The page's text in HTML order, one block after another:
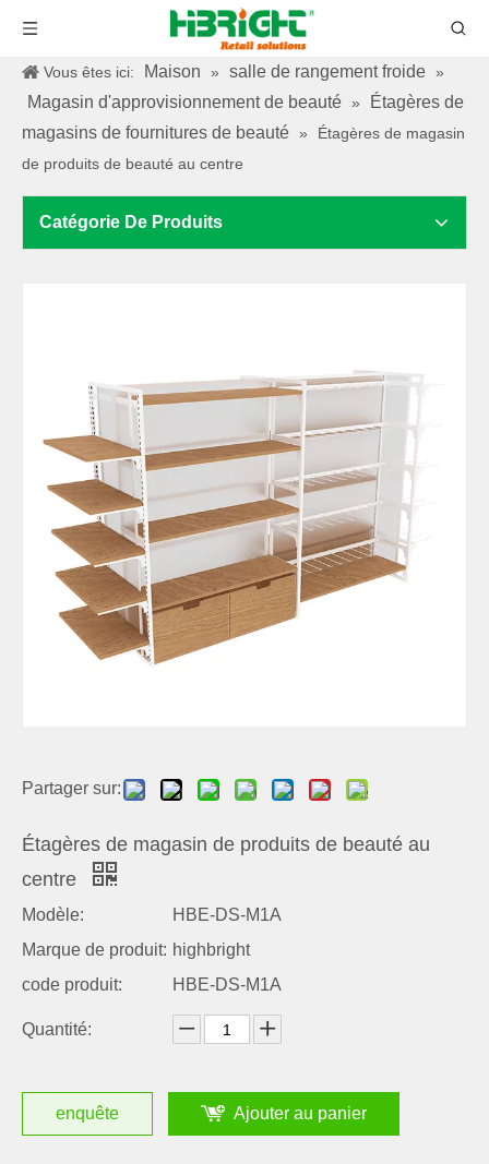
Vous êtes ici: Maison » salle de rangement froide »
Magasin d'approvisionnement de beauté »
Étagères de
magasins de fournitures de beauté »
Étagères de magasin
de produits de beauté au centre
Catégorie De Produits
Partager sur:
Étagères de magasin de produits de beauté au
centre
Modèle:
HBE-DS-M1A
Marque de produit: highbright
code produit:
HBE-DS-M1A
Quantité:
enquête Ajouter au panier